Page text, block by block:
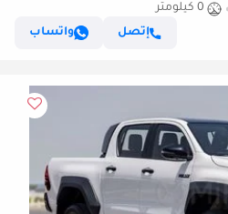
0 كيلومتر
إتصل
واتساب